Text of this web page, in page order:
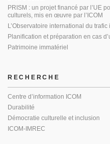
PRISM : un projet financé par l’UE
culturels, mis en œuvre par l’ICOM
L’Observatoire international du
Planification et préparation en cas
Patrimoine immatériel
RECHERCHE
Centre d’information ICOM
Durabilité
Démocratie culturelle et inclusion
ICOM-IMREC